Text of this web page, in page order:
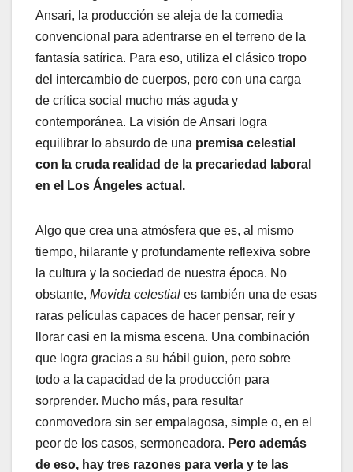
Ansari, la producción se aleja de la comedia
convencional para adentrarse en el terreno de la
fantasía satírica. Para eso, utiliza el clásico tropo
del intercambio de cuerpos, pero con una carga
de crítica social mucho más aguda y
contemporánea. La visión de Ansari logra
equilibrar lo absurdo de una premisa celestial
con la cruda realidad de la precariedad laboral
en el Los Ángeles actual.
Algo que crea una atmósfera que es, al mismo
tiempo, hilarante y profundamente reflexiva sobre
la cultura y la sociedad de nuestra época. No
obstante, Movida celestial es también una de esas
raras películas capaces de hacer pensar, reír y
llorar casi en la misma escena. Una combinación
que logra gracias a su hábil guion, pero sobre
todo a la capacidad de la producción para
sorprender. Mucho más, para resultar
conmovedora sin ser empalagosa, simple o, en el
peor de los casos, sermoneadora. Pero además
de eso, hay tres razones para verla y te las